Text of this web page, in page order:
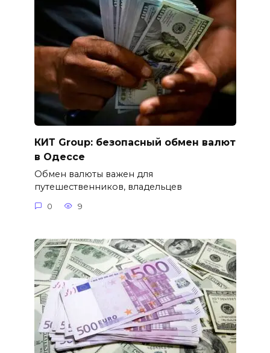
КИТ Group: безопасный обмен валют
в Одессе
Обмен валюты важен для
путешественников, владельцев
0 9